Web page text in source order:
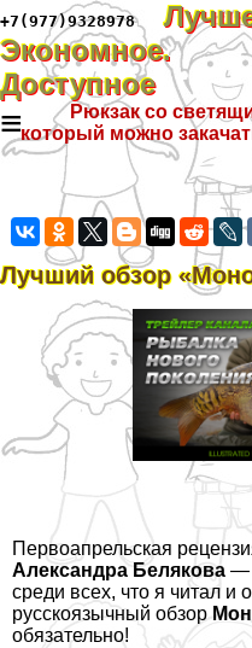
+7(977)9328978
Экономное.
Доступное
≡
Рюкзак со
который можно
Лучший обзор
Первоапрельская
Александра Белякова —
среди всех, что я читал и
русскоязычный обзор
обязательно!